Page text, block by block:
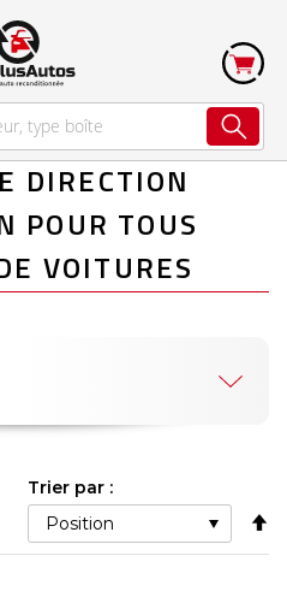
DIRECTION
POUR TOUS
VOITURES
Trier par :